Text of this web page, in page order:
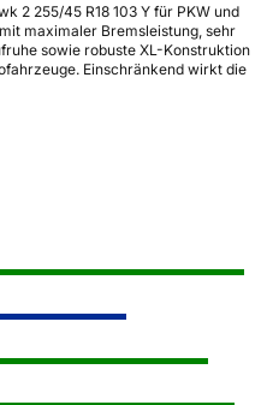
2 255/45 R18 103 Y für PKW und
maximaler Bremsleistung, sehr
sowie robuste XL-Konstruktion
Einschränkend wirkt die